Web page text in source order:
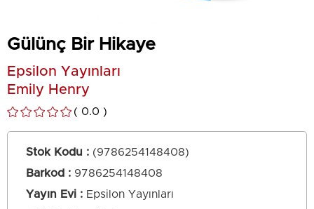
Gülünç Bir Hikaye
Epsilon Yayınları
Emily Henry
0.0
Stok Kodu
(9786254148408)
Barkod : 9786254148408
Yayın Evi
Epsilon Yayınları